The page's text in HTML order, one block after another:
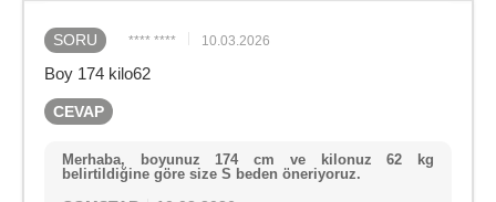
SORU **** **** 10.03.2026
Boy 174 kilo62
CEVAP
Merhaba, boyunuz 174 cm ve kilonuz 62 kg
belirtildiğine göre size S beden öneriyoruz.